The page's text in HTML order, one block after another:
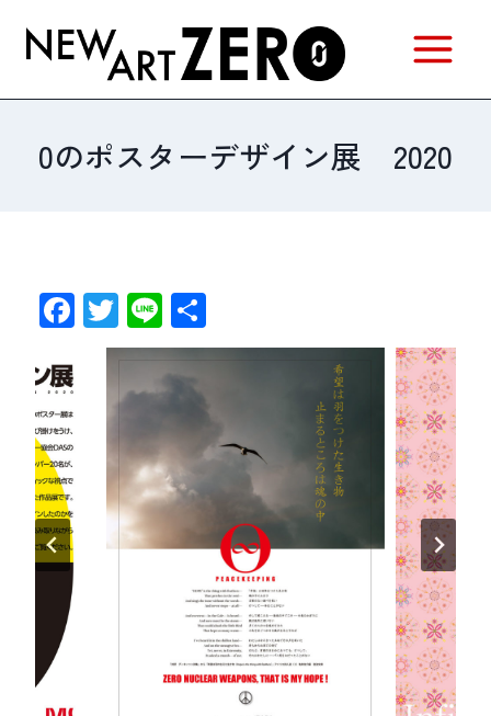
ス
0のポスターデザイン展 2020
F
a
T
w
itt
er
Li
n
e
有